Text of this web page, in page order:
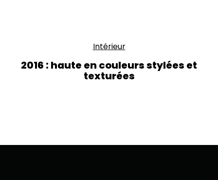
Intérieur
2016 : haute en couleurs stylées et
texturées